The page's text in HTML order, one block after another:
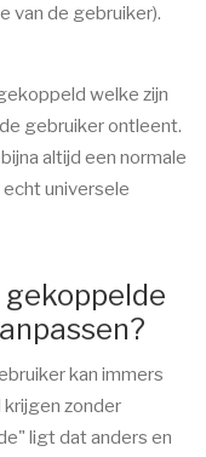
van de gebruiker).
welke zijn
gebruiker ontleent.
altijd een normale
echt universele
gekoppelde
kan immers
zonder
ligt dat anders en